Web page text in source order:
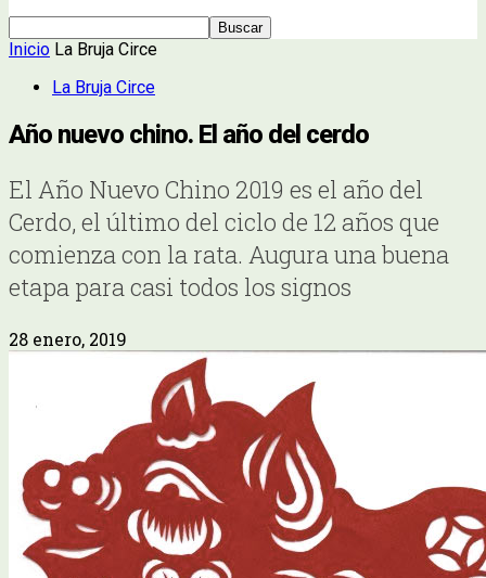
Inicio La Bruja Circe
La Bruja Circe
Año nuevo chino. El año del cerdo
El Año Nuevo Chino 2019 es el año del
Cerdo, el último del ciclo de 12 años que
comienza con la rata. Augura una buena
etapa para casi todos los signos
28 enero, 2019